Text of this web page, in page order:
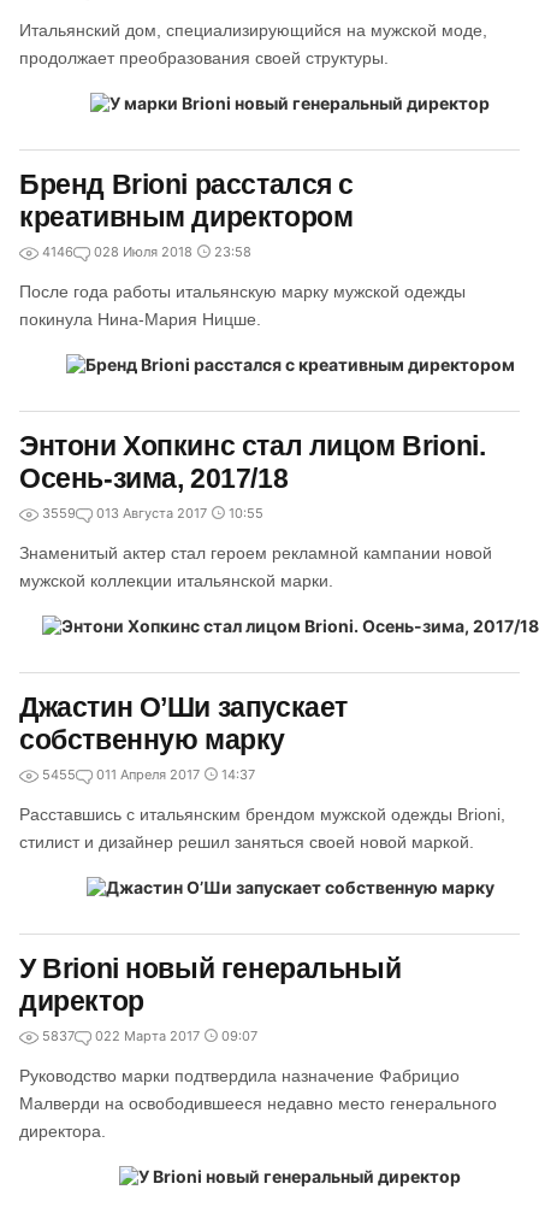
Итальянский дом, специализирующийся на мужской моде,
продолжает преобразования своей структуры.
Бренд Brioni расстался с
креативным директором
4146 028 Июля 2018 23:58
После года работы итальянскую марку мужской одежды
покинула Нина-Мария Ницше.
Энтони Хопкинс стал лицом Brioni.
Осень-зима, 2017/18
3559 013 Августа 2017 10:55
Знаменитый актер стал героем рекламной кампании новой
мужской коллекции итальянской марки.
Джастин О’Ши запускает
собственную марку
5455 011 Апреля 2017 14:37
Расставшись с итальянским брендом мужской одежды Brioni,
стилист и дизайнер решил заняться своей новой маркой.
У Brioni новый генеральный
директор
5837 022 Марта 2017 09:07
Руководство марки подтвердила назначение Фабрицио
Малверди на освободившееся недавно место генерального
директора.